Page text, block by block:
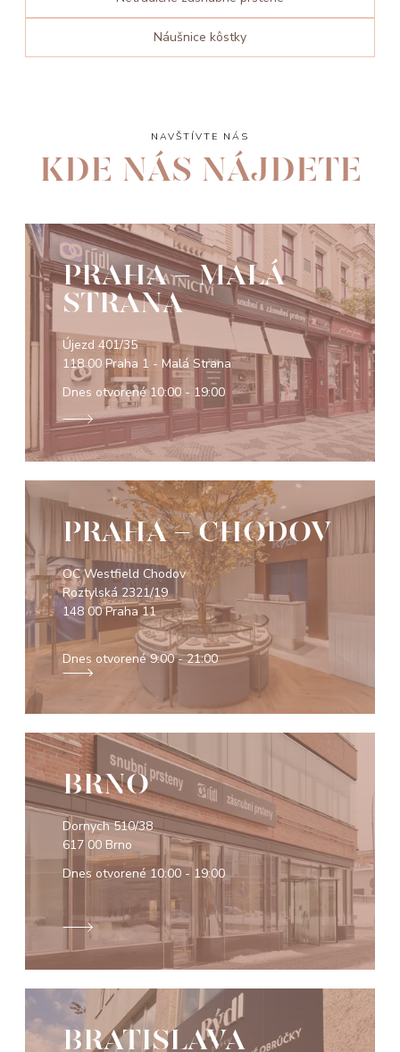
Náušnice kôstky
NAVŠTÍVTE NÁS
KDE NÁS NÁJDETE
PRAHA - MALÁ
STRANA
Újezd 401/35
118 00 Praha 1 - Malá Strana
Dnes otvorené10:00 - 19:00
PRAHA - CHODOV
OC Westfield Chodov
Roztylská 2321/19
148 00 Praha 11
Dnes otvorené9:00 - 21:00
BRNO
Dornych 510/38
617 00 Brno
Dnes otvorené10:00 - 19:00
BRATISLAVA